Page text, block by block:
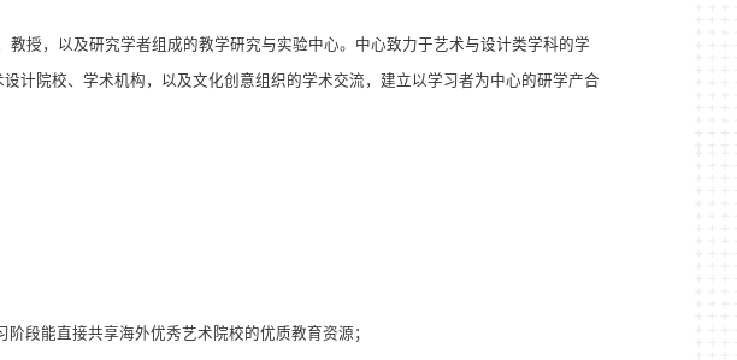
授，以及研究学者组成的教学研究与实验中心。中心致力于艺术与设计类学科的学
计院校、学术机构，以及文化创意组织的学术交流，建立以学习者为中心的研学产合
段能直接共享海外优秀艺术院校的优质教育资源；